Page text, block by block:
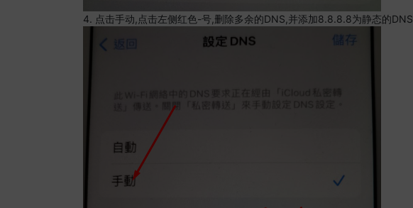
4. 点击手动,点击左侧红色-号,删除多余的DNS,并添加8.8.8.8为静态的DNS